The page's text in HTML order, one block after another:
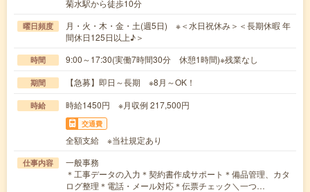
菊水駅から徒歩10分
曜日頻度
月・火・木・金・土(週5日) ※＜水日祝休み＞＜長期休暇 年
間休日125日以上♪＞
時間 9:00～17:30(実働7時間30分 休憩1時間)※残業なし
期間 【急募】即日～長期 ※8月～OK！
時給 時給1450円 ※月収例 217,500円
交通費
全額支給 ※当社規定あり
仕事内容
一般事務
＊工事データの入力＊契約書作成サポート＊備品管理、カタ
ログ整理＊電話・メール対応＊伝票チェック＼一つ…